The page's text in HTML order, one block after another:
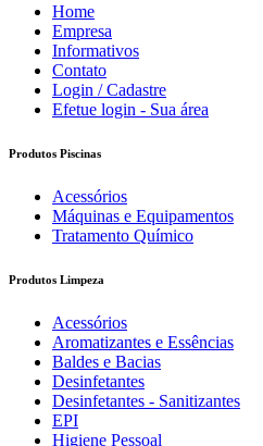
Home
Empresa
Informativos
Contato
Login / Cadastre
Efetue login - Sua área
Produtos Piscinas
Acessórios
Máquinas e Equipamentos
Tratamento Químico
Produtos Limpeza
Acessórios
Aromatizantes e Essências
Baldes e Bacias
Desinfetantes
Desinfetantes - Sanitizantes
EPI
Higiene Pessoal